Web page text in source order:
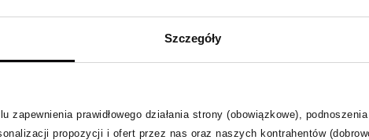
Szczegóły
zapewnienia prawidłowego działania strony (obowiązkowe),
propozycji i ofert przez nas oraz naszych kontrahentów
Opis produktu
Wybrane